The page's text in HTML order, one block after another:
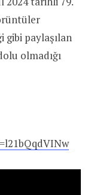
gibi paylaşılan
olmadığı